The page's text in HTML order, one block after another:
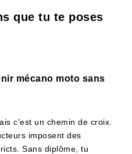
que tu te poses
mécano moto sans
c’est un chemin de croix.
imposent des
Sans diplôme, tu